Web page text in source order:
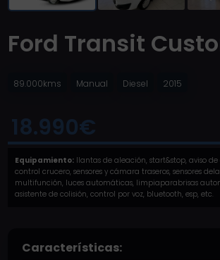
Ford Transit
89.000kms Manual Diesel 2015
18.990€
Equipamiento: llantas de aleación, start&stop, aviso
control crucero, sensores y cámara traseros, sensores
multifunción, luces automáticas, limpiaparabrisas
asistente de colisión, control por voz, bluetooth, esp, etc.
Características: